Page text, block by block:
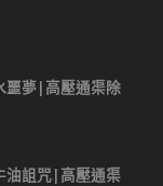
噩夢|高壓通渠除
油詛咒|高壓通渠